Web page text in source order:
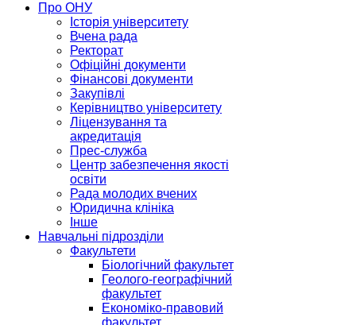
Про ОНУ
Історія університету
Вчена рада
Ректорат
Офіційні документи
Фінансові документи
Закупівлі
Керівництво університету
Ліцензування та
акредитація
Прес-служба
Центр забезпечення якості
освіти
Рада молодих вчених
Юридична клініка
Інше
Навчальні підрозділи
Факультети
Біологічний факультет
Геолого-географічний
факультет
Економіко-правовий
факультет